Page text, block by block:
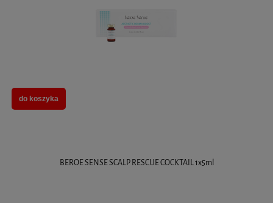
do koszyka
BEROE SENSE SCALP RESCUE COCKTAIL 1x5ml